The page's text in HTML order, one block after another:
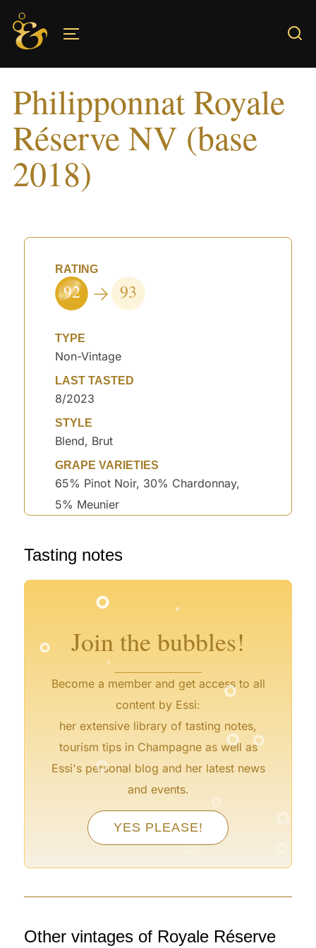
Skip
content
Philipponnat Royale
Réserve NV (base
2018)
RATING
92 93
TYPE
Non-Vintage
LAST TASTED
8/2023
STYLE
Blend, Brut
GRAPE VARIETIES
65% Pinot Noir, 30% Chardonnay,
5% Meunier
Tasting notes
Join the bubbles!
Become a member and get access to all
content by Essi:
her extensive library of tasting notes,
tourism tips in Champagne as well as
Essi's personal blog and her latest news
and events.
YES PLEASE!
° °
°
°
°
°
°
°
°
°
°
°
°
Other vintages of Royale Réserve